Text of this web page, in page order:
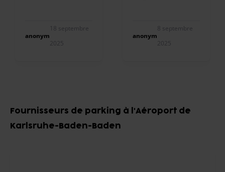
anonym
18 septembre
2025
anonym
8 septembre
2025
of
Fournisseurs de parking à l'Aéroport de
Karlsruhe-Baden-Baden